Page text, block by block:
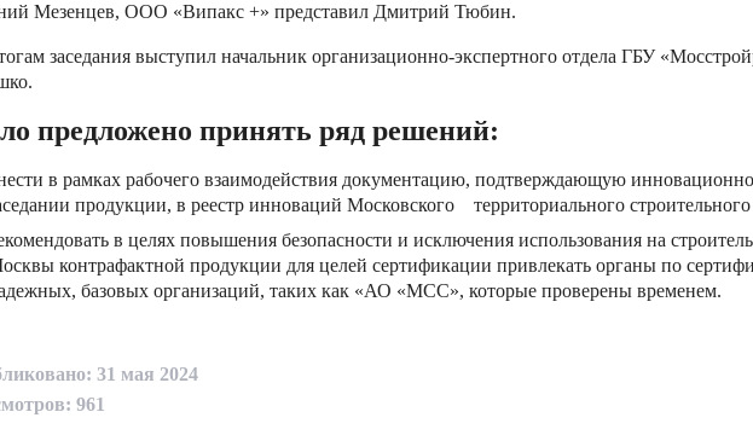
Мезенцев, ООО «Випакс +» представил Дмитрий Тюбин.
заседания выступил начальник организационно-экспертного отдела ГБУ
предложено принять ряд решений:
в рамках рабочего взаимодействия документацию, подтверждающую
продукции, в реестр инноваций Московского территориального
в целях повышения безопасности и исключения использования на
контрафактной продукции для целей сертификации привлекать органы по
базовых организаций, таких как «АО «МСС», которые проверены временем.
31 мая 2024
961